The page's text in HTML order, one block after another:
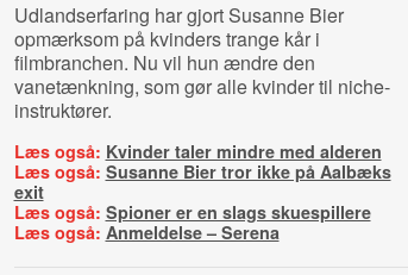
Udlandserfaring har gjort Susanne Bier
opmærksom på kvinders trange kår i
filmbranchen. Nu vil hun ændre den
vanetænkning, som gør alle kvinder til niche-
instruktører.
Læs også: Kvinder taler mindre med alderen
Læs også: Susanne Bier tror ikke på Aalbæks
exit
Læs også: Spioner er en slags skuespillere
Læs også: Anmeldelse – Serena